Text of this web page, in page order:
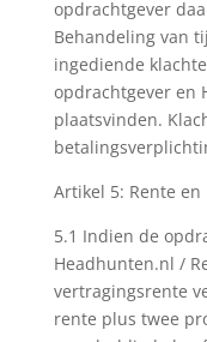
opdrachtgever
Behandeling van
ingediende
opdrachtgever en
plaatsvinden.
Artikel 5: Rente en
5.1 Indien de
Headhunten.nl /
vertragingsrente
rente plus twee